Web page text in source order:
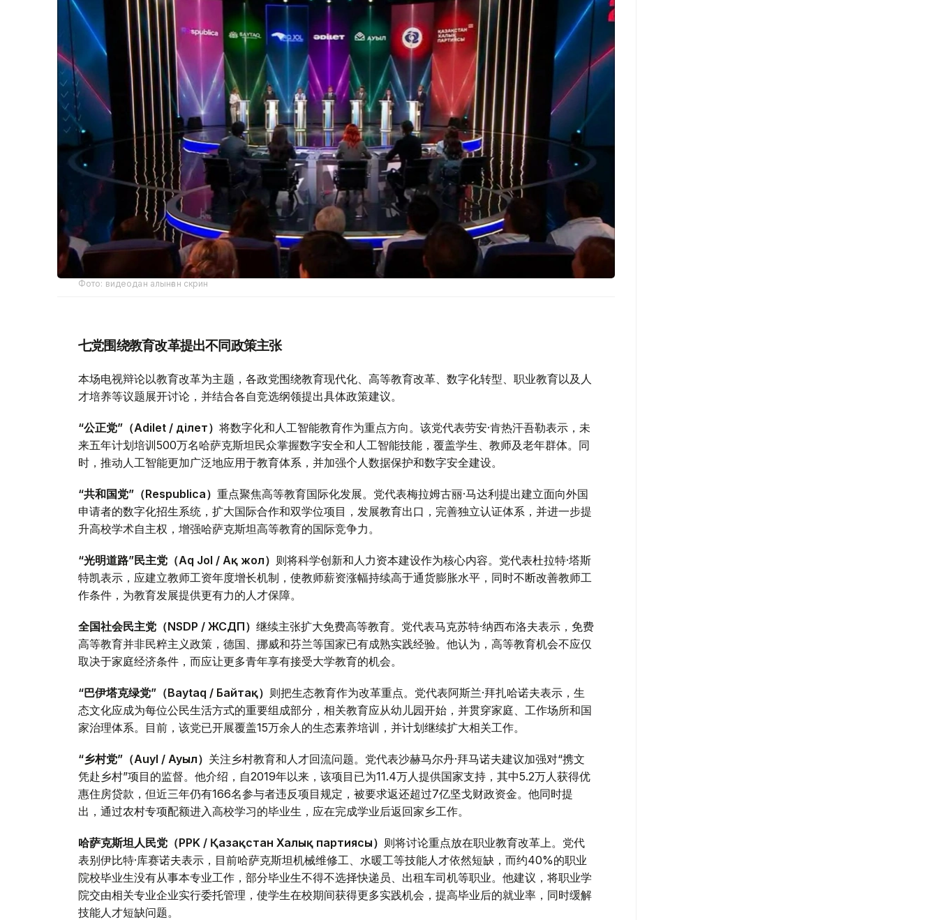
Фото: видеодан алынған скрин
七党围绕教育改革提出不同政策主张
本场电视辩论以教育改革为主题，各政党围绕教育现代化、高等教育改革、数字化转型、职业教育以及人
才培养等议题展开讨论，并结合各自竞选纲领提出具体政策建议。
“公正党”（Adilet / Әділет） 将数字化和人工智能教育作为重点方向。该党代表劳安·肯热汗吾勒表示，未
来五年计划培训500万名哈萨克斯坦民众掌握数字安全和人工智能技能，覆盖学生、教师及老年群体。同
时，推动人工智能更加广泛地应用于教育体系，并加强个人数据保护和数字安全建设。
“共和国党”（Respublica） 重点聚焦高等教育国际化发展。党代表梅拉姆古丽·马达利提出建立面向外国
申请者的数字化招生系统，扩大国际合作和双学位项目，发展教育出口，完善独立认证体系，并进一步提
升高校学术自主权，增强哈萨克斯坦高等教育的国际竞争力。
“光明道路”民主党（Aq Jol / Ақ жол） 则将科学创新和人力资本建设作为核心内容。党代表杜拉特·塔斯
特凯表示，应建立教师工资年度增长机制，使教师薪资涨幅持续高于通货膨胀水平，同时不断改善教师工
作条件，为教育发展提供更有力的人才保障。
全国社会民主党（NSDP / ЖСДП） 继续主张扩大免费高等教育。党代表马克苏特·纳西布洛夫表示，免费
高等教育并非民粹主义政策，德国、挪威和芬兰等国家已有成熟实践经验。他认为，高等教育机会不应仅
取决于家庭经济条件，而应让更多青年享有接受大学教育的机会。
“巴伊塔克绿党”（Baytaq / Байтақ） 则把生态教育作为改革重点。党代表阿斯兰·拜扎哈诺夫表示，生
态文化应成为每位公民生活方式的重要组成部分，相关教育应从幼儿园开始，并贯穿家庭、工作场所和国
家治理体系。目前，该党已开展覆盖15万余人的生态素养培训，并计划继续扩大相关工作。
“乡村党”（Auyl / Ауыл） 关注乡村教育和人才回流问题。党代表沙赫马尔丹·拜马诺夫建议加强对“携文
凭赴乡村”项目的监督。他介绍，自2019年以来，该项目已为11.4万人提供国家支持，其中5.2万人获得优
惠住房贷款，但近三年仍有166名参与者违反项目规定，被要求返还超过7亿坚戈财政资金。他同时提
出，通过农村专项配额进入高校学习的毕业生，应在完成学业后返回家乡工作。
哈萨克斯坦人民党（PPK / Қазақстан Халық партиясы） 则将讨论重点放在职业教育改革上。党代
表别伊比特·库赛诺夫表示，目前哈萨克斯坦机械维修工、水暖工等技能人才依然短缺，而约40%的职业
院校毕业生没有从事本专业工作，部分毕业生不得不选择快递员、出租车司机等职业。他建议，将职业学
院交由相关专业企业实行委托管理，使学生在校期间获得更多实践机会，提高毕业后的就业率，同时缓解
技能人才短缺问题。